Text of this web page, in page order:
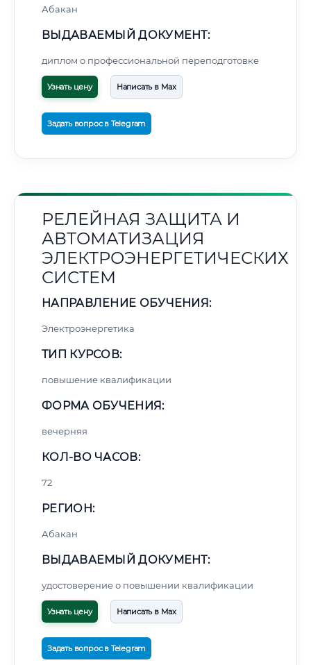
Абакан
ВЫДАВАЕМЫЙ ДОКУМЕНТ:
диплом о профессиональной переподготовке
Узнать цену Написать в Max
Задать вопрос в Telegram
РЕЛЕЙНАЯ ЗАЩИТА И
АВТОМАТИЗАЦИЯ
ЭЛЕКТРОЭНЕРГЕТИЧЕСКИХ
СИСТЕМ
НАПРАВЛЕНИЕ ОБУЧЕНИЯ:
Электроэнергетика
ТИП КУРСОВ:
повышение квалификации
ФОРМА ОБУЧЕНИЯ:
вечерняя
КОЛ-ВО ЧАСОВ:
72
РЕГИОН:
Абакан
ВЫДАВАЕМЫЙ ДОКУМЕНТ:
удостоверение о повышении квалификации
Узнать цену Написать в Max
Задать вопрос в Telegram